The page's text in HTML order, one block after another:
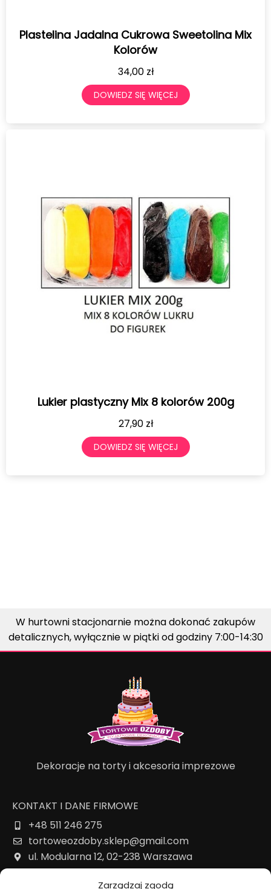
Zarządzaj zgodą
Plastelina Jadalna Cukrowa Sweetolina Mix
Kolorów
34,00 zł
DOWIEDZ SIĘ WIĘCEJ
Lukier plastyczny Mix 8 kolorów 200g
27,90 zł
DOWIEDZ SIĘ WIĘCEJ
W hurtowni stacjonarnie można dokonać zakupów
detalicznych, wyłącznie w piątki od godziny 7:00-14:30
Dekoracje na torty i akcesoria imprezowe
KONTAKT I DANE FIRMOWE
+48 511 246 275
tortoweozdoby.sklep@gmail.com
ul. Modularna 12, 02-238 Warszawa
Giełda Spożywcza Okęcie Pawilon 403